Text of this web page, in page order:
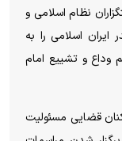
نظام اسلامی و
ایران اسلامی را به
وداع و تشییع امام
قضایی مسئولیت